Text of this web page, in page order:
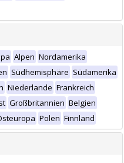
Alpen Nordamerika
Südhemisphäre Südamerika
Niederlande Frankreich
Großbritannien Belgien
Polen Finnland